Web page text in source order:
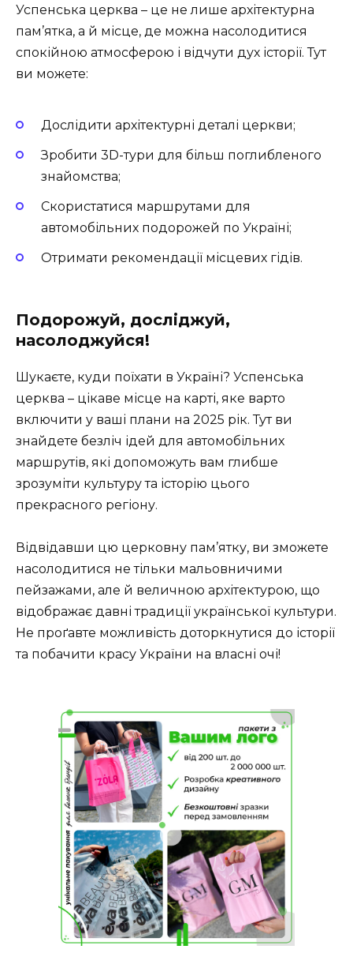
Успенська церква – це не лише архітектурна
пам’ятка, а й місце, де можна насолодитися
спокійною атмосферою і відчути дух історії. Тут
ви можете:
Дослідити архітектурні деталі церкви;
Зробити 3D-тури для більш поглибленого
знайомства;
Скористатися маршрутами для
автомобільних подорожей по Україні;
Отримати рекомендації місцевих гідів.
Подорожуй, досліджуй,
насолоджуйся!
Шукаєте, куди поїхати в Україні? Успенська
церква – цікаве місце на карті, яке варто
включити у ваші плани на 2025 рік. Тут ви
знайдете безліч ідей для автомобільних
маршрутів, які допоможуть вам глибше
зрозуміти культуру та історію цього
прекрасного регіону.
Відвідавши цю церковну пам’ятку, ви зможете
насолодитися не тільки мальовничими
пейзажами, але й величною архітектурою, що
відображає давні традиції української культури.
Не проґавте можливість доторкнутися до історії
та побачити красу України на власні очі!